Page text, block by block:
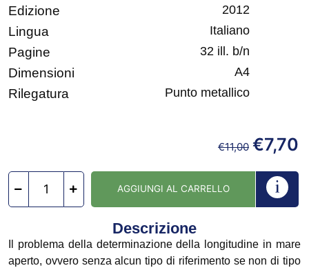
Edizione 2012
Lingua Italiano
Pagine 32 ill. b/n
Dimensioni A4
Rilegatura Punto metallico
€11,00 €7,70
AGGIUNGI AL CARRELLO
Descrizione
Il problema della determinazione della longitudine in mare
aperto, ovvero senza alcun tipo di riferimento se non di tipo